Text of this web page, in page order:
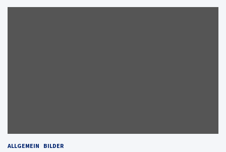
ALLGEMEIN BILDER